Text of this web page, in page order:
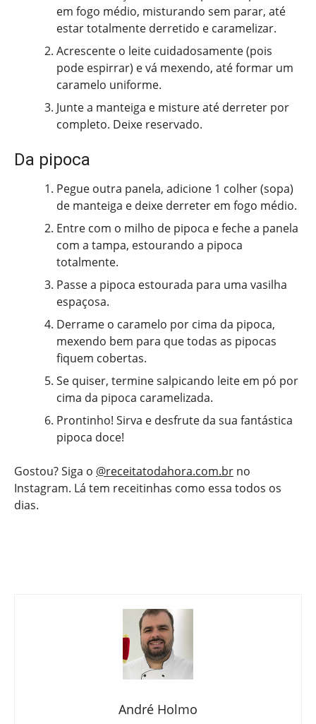
em fogo médio, misturando sem parar, até
estar totalmente derretido e caramelizar.
Acrescente o leite cuidadosamente (pois
pode espirrar) e vá mexendo, até formar um
caramelo uniforme.
Junte a manteiga e misture até derreter por
completo. Deixe reservado.
Da pipoca
Pegue outra panela, adicione 1 colher (sopa)
de manteiga e deixe derreter em fogo médio.
Entre com o milho de pipoca e feche a panela
com a tampa, estourando a pipoca
totalmente.
Passe a pipoca estourada para uma vasilha
espaçosa.
Derrame o caramelo por cima da pipoca,
mexendo bem para que todas as pipocas
fiquem cobertas.
Se quiser, termine salpicando leite em pó por
cima da pipoca caramelizada.
Prontinho! Sirva e desfrute da sua fantástica
pipoca doce!
Gostou? Siga o @receitatodahora.com.br no
Instagram. Lá tem receitinhas como essa todos os
dias.
André Holmo